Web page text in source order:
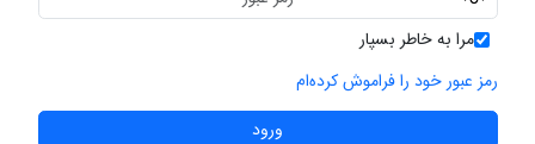
مرا به خاطر بسپار
رمز عبور خود را فراموش کرده‌ام